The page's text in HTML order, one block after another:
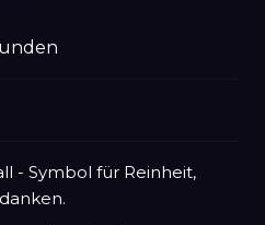
- Symbol für Reinheit,